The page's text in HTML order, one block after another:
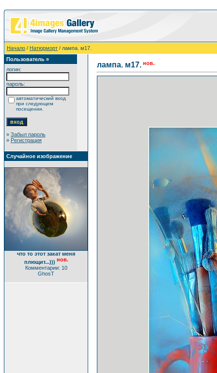
Начало / Натюрморт / лампа. м17.
Пользователь »
логин:
пароль:
автоматический вход
при следующем
посещении.
» Забыл пароль
» Регистрация
Случайное изображение
что то этот закат меня
плющит...))) нов.
Комментарии: 10
GhosT
лампа. м17. нов.